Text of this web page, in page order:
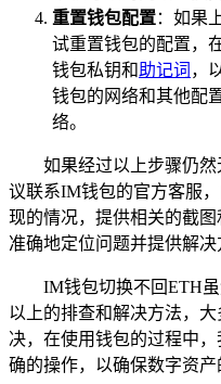
重置钱包配置：如果
试重置钱包的配置，
钱包私钥和助记词 ，
钱包的网络和其他配
络。
如果经过以上步骤仍
议联系IM钱包的官方客服
现的情况，提供相关的截
准确地定位问题并提供解决
IM钱包切换不回ETH
以上的排查和解决方法，
决，在使用钱包的过程中
确的操作，以确保数字资产